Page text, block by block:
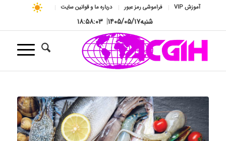
آموزش VIP فراموشی رمز عبور درباره ما و قوانین سایت
شنبه۱۴۰۵/۰۵/۱۷| ۱۸:۵۸:۰۴